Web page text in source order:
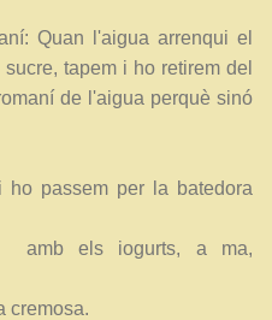
Quan l'aigua arrenqui el
tapem i ho retirem del
de l'aigua perquè sinó
passem per la batedora
amb els iogurts, a ma,
cremosa.